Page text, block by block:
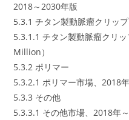
2018～2030年版
5.3.1 チタン製動脈瘤クリップ
5.3.1.1 チタン製動脈瘤クリ
Million）
5.3.2 ポリマー
5.3.2.1 ポリマー市場、2018
5.3.3 その他
5.3.3.1 その他市場、2018年